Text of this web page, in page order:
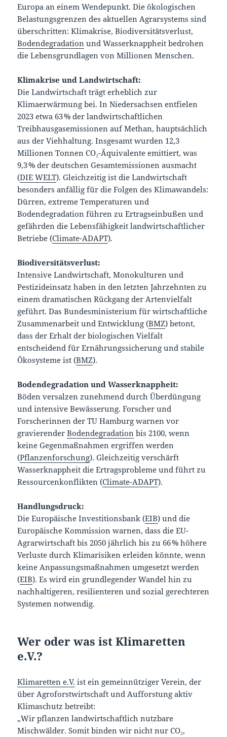
Europa an einem Wendepunkt. Die ökologischen
Belastungsgrenzen des aktuellen Agrarsystems sind
überschritten: Klimakrise, Biodiversitätsverlust,
Bodendegradation und Wasserknappheit bedrohen
die Lebensgrundlagen von Millionen Menschen.
Klimakrise und Landwirtschaft:
Die Landwirtschaft trägt erheblich zur
Klimaerwärmung bei. In Niedersachsen entfielen
2023 etwa 63 % der landwirtschaftlichen
Treibhausgasemissionen auf Methan, hauptsächlich
aus der Viehhaltung. Insgesamt wurden 12,3
Millionen Tonnen CO₂-Äquivalente emittiert, was
9,3 % der deutschen Gesamtemissionen ausmacht
(DIE WELT). Gleichzeitig ist die Landwirtschaft
besonders anfällig für die Folgen des Klimawandels:
Dürren, extreme Temperaturen und
Bodendegradation führen zu Ertragseinbußen und
gefährden die Lebensfähigkeit landwirtschaftlicher
Betriebe (Climate-ADAPT).
Biodiversitätsverlust:
Intensive Landwirtschaft, Monokulturen und
Pestizideinsatz haben in den letzten Jahrzehnten zu
einem dramatischen Rückgang der Artenvielfalt
geführt. Das Bundesministerium für wirtschaftliche
Zusammenarbeit und Entwicklung (BMZ) betont,
dass der Erhalt der biologischen Vielfalt
entscheidend für Ernährungssicherung und stabile
Ökosysteme ist (BMZ).
Bodendegradation und Wasserknappheit:
Böden versalzen zunehmend durch Überdüngung
und intensive Bewässerung. Forscher und
Forscherinnen der TU Hamburg warnen vor
gravierenderBodendegradation bis 2100, wenn
keine Gegenmaßnahmen ergriffen werden
(Pflanzenforschung). Gleichzeitig verschärft
Wasserknappheit die Ertragsprobleme und führt zu
Ressourcenkonflikten (Climate-ADAPT).
Handlungsdruck:
Die Europäische Investitionsbank (EIB) und die
Europäische Kommission warnen, dass die EU-
Agrarwirtschaft bis 2050 jährlich bis zu 66 % höhere
Verluste durch Klimarisiken erleiden könnte, wenn
keine Anpassungsmaßnahmen umgesetzt werden
(EIB). Es wird ein grundlegender Wandel hin zu
nachhaltigeren, resilienteren und sozial gerechteren
Systemen notwendig.
Wer oder was ist Klimaretten
e.V.?
Klimaretten e.V. ist ein gemeinnütziger Verein, der
über Agroforstwirtschaft und Aufforstung aktiv
Klimaschutz betreibt:
„Wir pflanzen landwirtschaftlich nutzbare
Mischwälder. Somit binden wir nicht nur CO₂,